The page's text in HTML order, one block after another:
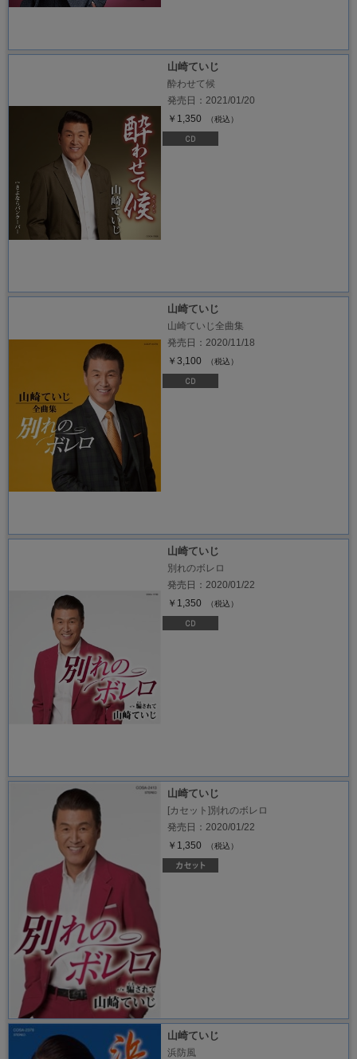
山崎ていじ
酔わせて候
発売日：2021/01/20
￥1,350
（税込）
山崎ていじ
山崎ていじ全曲集
発売日：2020/11/18
￥3,100
（税込）
山崎ていじ
別れのボレロ
発売日：2020/01/22
￥1,350
（税込）
山崎ていじ
[カセット]別れのボレロ
発売日：2020/01/22
￥1,350
（税込）
山崎ていじ
浜防風